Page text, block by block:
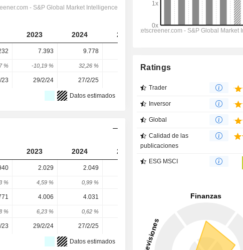
2023 2024 2025 2026 2027
7.393 9.778
% -10,19 % 32,26 % 5,91 % -9,29 %
23 29/2/24 27/2/25
Datos estimados
2023 2024 2025
2.029 2.049
% 4,59 % 0,99 %
4.006 4.031 3.166
% 6,23 % 0,62 %
23 29/2/24 27/2/25
Datos estimados
Ratings
Trader
Inversor
Global
Calidad de las
publicaciones
ESG MSCI